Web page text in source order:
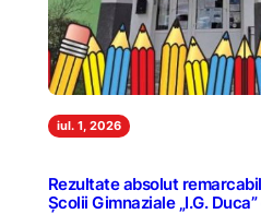
iul. 1, 2026
Rezultate absolut
Școlii Gimnaziale „I.G.